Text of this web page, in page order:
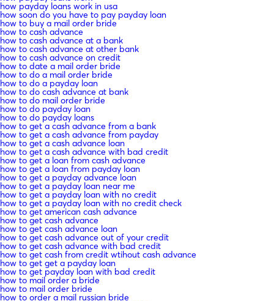
how payday loans work in usa
how soon do you have to pay payday loan
how to buy a mail order bride
how to cash advance
how to cash advance at a bank
how to cash advance at other bank
how to cash advance on credit
how to date a mail order bride
how to do a mail order bride
how to do a payday loan
how to do cash advance at bank
how to do mail order bride
how to do payday loan
how to do payday loans
how to get a cash advance from a bank
how to get a cash advance from payday
how to get a cash advance loan
how to get a cash advance with bad credit
how to get a loan from cash advance
how to get a loan from payday loan
how to get a payday advance loan
how to get a payday loan near me
how to get a payday loan with no credit
how to get a payday loan with no credit check
how to get american cash advance
how to get cash advance
how to get cash advance loan
how to get cash advance out of your credit
how to get cash advance with bad credit
how to get cash from credit wtihout cash advance
how to get get a payday loan
how to get payday loan with bad credit
how to mail order a bride
how to mail order bride
how to order a mail russian bride